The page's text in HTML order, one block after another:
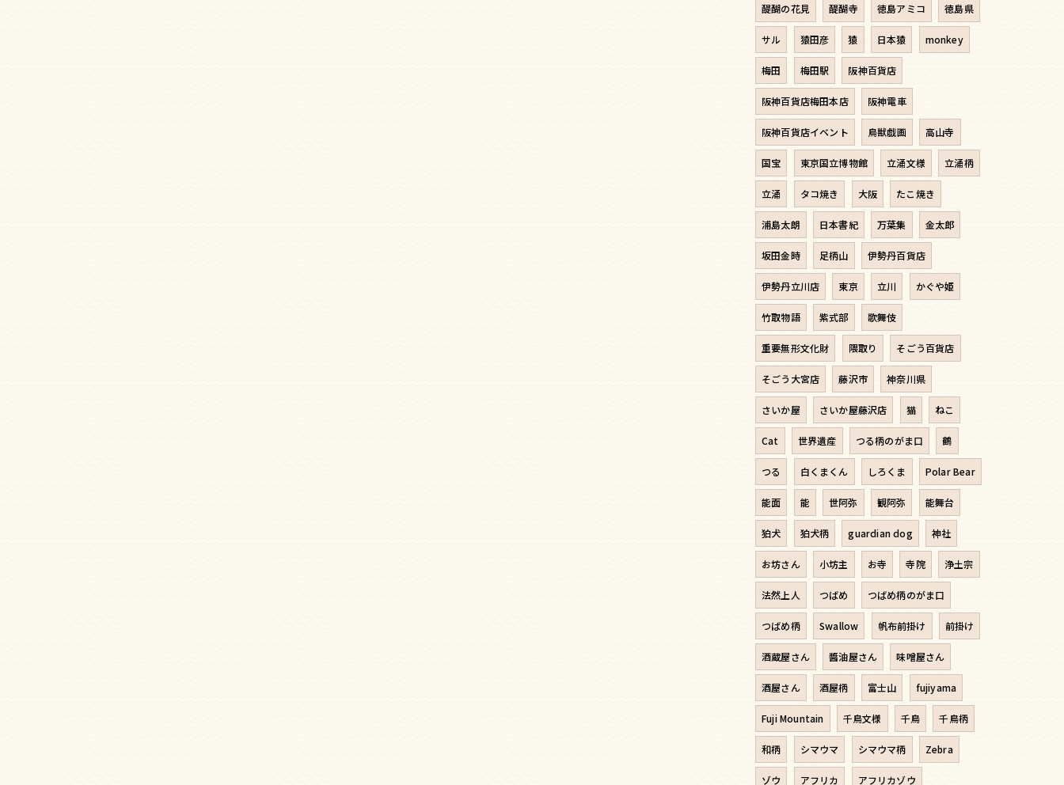
醍醐の花見 醍醐寺 徳島アミコ 徳島県
サル 猿田彦 猿 日本猿 monkey
梅田 梅田駅 阪神百貨店
阪神百貨店梅田本店 阪神電車
阪神百貨店イベント 鳥獣戯画 高山寺
国宝 東京国立博物館 立涌文様 立涌柄
立涌 タコ焼き 大阪 たこ焼き
浦島太朗 日本書紀 万葉集 金太郎
坂田金時 足柄山 伊勢丹百貨店
伊勢丹立川店 東京 立川 かぐや姫
竹取物語 紫式部 歌舞伎
重要無形文化財 隈取り そごう百貨店
そごう大宮店 藤沢市 神奈川県
さいか屋 さいか屋藤沢店 猫 ねこ
Cat 世界遺産 つる柄のがま口 鶴
つる 白くまくん しろくま Polar Bear
能面 能 世阿弥 観阿弥 能舞台
狛犬 狛犬柄 guardian dog 神社
お坊さん 小坊主 お寺 寺院 浄土宗
法然上人 つばめ つばめ柄のがま口
つばめ柄 Swallow 帆布前掛け 前掛け
酒蔵屋さん 醬油屋さん 味噌屋さん
酒屋さん 酒屋柄 富士山 fujiyama
Fuji Mountain 千鳥文様 千鳥 千鳥柄
和柄 シマウマ シマウマ柄 Zebra
ゾウ アフリカ アフリカゾウ